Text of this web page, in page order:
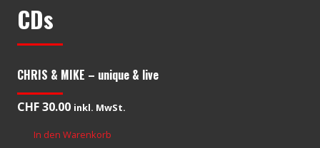
CDs
CHRIS & MIKE – unique & live
CHF30.00 inkl. MwSt.
In den Warenkorb